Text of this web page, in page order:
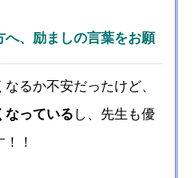
へ、励ましの言葉をお願
るか不安だったけど、
なっているし、先生も優
！